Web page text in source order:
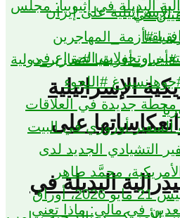
الإسرائيلية
على
البديلة في